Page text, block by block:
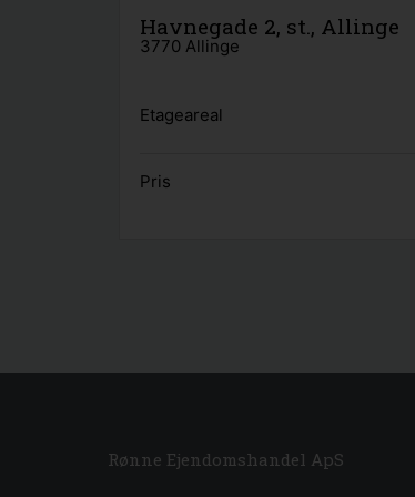
Havnegade 2, st., Allinge
3770 Allinge
Etageareal
Pris
Rønne Ejendomshandel ApS